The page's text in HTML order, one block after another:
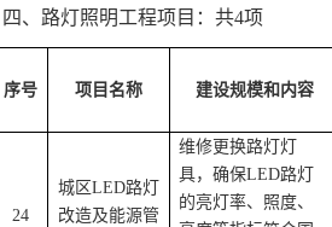
四、路灯照明工程项目：共4项
序号 项目名称 建设规模和内容
24
城区LED路灯
改造及能源管
维修更换路灯灯
具，确保LED路灯
的亮灯率、照度、